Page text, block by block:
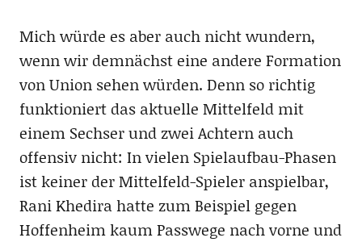
Mich würde es aber auch nicht wundern,
wenn wir demnächst eine andere Formation
von Union sehen würden. Denn so richtig
funktioniert das aktuelle Mittelfeld mit
einem Sechser und zwei Achtern auch
offensiv nicht: In vielen Spielaufbau-Phasen
ist keiner der Mittelfeld-Spieler anspielbar,
Rani Khedira hatte zum Beispiel gegen
Hoffenheim kaum Passwege nach vorne und